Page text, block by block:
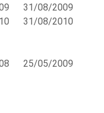
31/08/2009
31/08/2010
25/05/2009